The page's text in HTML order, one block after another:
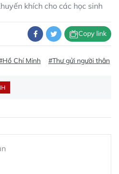
khích cho các học sinh
Copy link
Chí Minh #Thư gửi người thân